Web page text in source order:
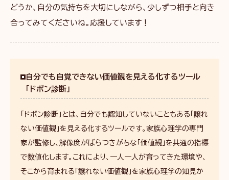
どうか、自分の気持ちを大切にしながら、少しずつ相手と向き
合ってみてくださいね。応援しています！
自分でも自覚できない価値観を見える化するツール
「ドボン診断」
「ドボン診断」とは、自分でも認知していないこともある「譲れ
ない価値観」を見える化するツールです。家族心理学の専門
家が監修し、解像度がばらつきがちな「価値観」を共通の指標
で数値化します。これにより、一人一人が育ってきた環境や、
そこから育まれる「譲れない価値観」を家族心理学の知見か